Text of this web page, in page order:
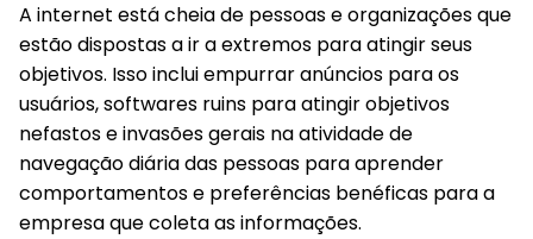
A internet está cheia de pessoas e organizações que
estão dispostas a ir a extremos para atingir seus
objetivos. Isso inclui empurrar anúncios para os
usuários, softwares ruins para atingir objetivos
nefastos e invasões gerais na atividade de
navegação diária das pessoas para aprender
comportamentos e preferências benéficas para a
empresa que coleta as informações.